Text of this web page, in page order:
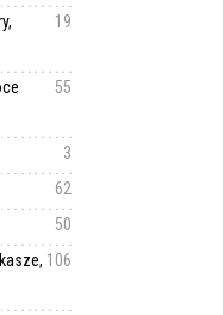
19
55
3
62
50
106